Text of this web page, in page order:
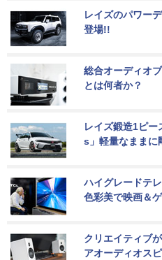
レイズのパワー
登場!!
総合オーディオ
とは何者か？
レイズ鍛造1ピ
s」軽量なままに
ハイグレードテ
色彩美で映画＆
クリエイティブ
アオーディオス